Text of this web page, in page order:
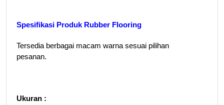
Spesifikasi Produk Rubber Flooring
Tersedia berbagai macam warna sesuai pilihan
pesanan.
Ukuran :